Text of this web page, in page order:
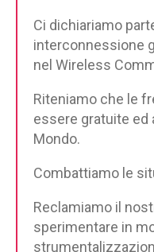
Ci dichiariamo
interconnessione
nel Wireless
Riteniamo che le
essere gratuite ed
Mondo.
Combattiamo le
Reclamiamo il
sperimentare in